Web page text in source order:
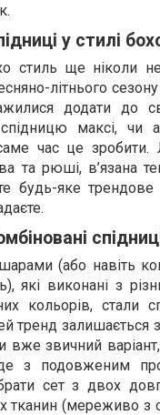
у стилі
стиль ще ніколи
літнього
додати до
максі, чи
час це зробити.
та рюші, в’язана
будь-яке трендове
(або навіть
які виконані з
кольорів, стали
тренд залишається
вже звичний
з подовженим
сет з двох
тканин (мереживо з